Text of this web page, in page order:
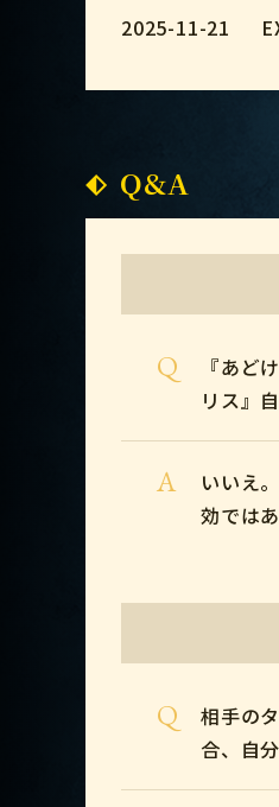
2025-11-21
Q&A
Q
『あど
リス』
A
いいえ
効では
Q
相手の
合、自